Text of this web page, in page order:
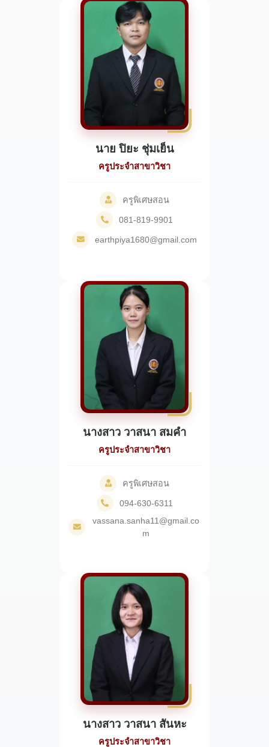
นาย ปิยะ ชุ่มเย็น
ครูประจำสาขาวิชา
ครูพิเศษสอน
081-819-9901
earthpiya1680@gmail.com
นางสาว วาสนา สมคำ
ครูประจำสาขาวิชา
ครูพิเศษสอน
094-630-6311
vassana.sanha11@gmail.co
m
นางสาว วาสนา สันหะ
ครูประจำสาขาวิชา